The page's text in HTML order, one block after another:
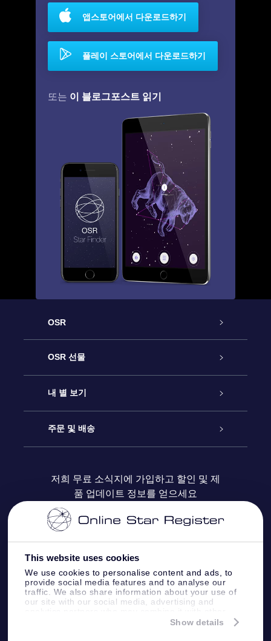
This website uses cookies
We use cookies to personalise content and ads, to
provide social media features and to analyse our
traffic. We also share information about your use of
our site with our social media, advertising and
information that you’ve provided to them or that
Show details
앱스토어에서 다운로드하기
플레이 스토어에서 다운로드하기
또는 이 블로그포스트 읽기
OSR
고객 서비스
연락처
블로그
OSR 선물
온라인 별 선물
OSR 선물 팩
OSR 상품권
기업 선물
내 별 보기
Star Register
맞춤 별 페이지
One Million Stars
Fly me to the stars VR 앱
주문 및 배송
결제 정보
배송 정보
환불 정책
별자리
저희 무료 소식지에 가입하고 할인 및 제
품 업데이트 정보를 얻으세요